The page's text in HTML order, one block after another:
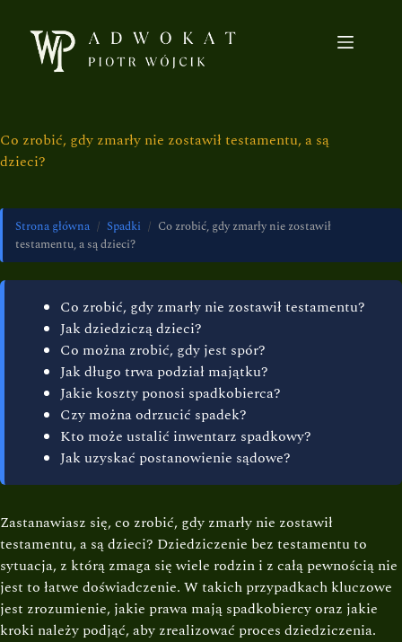
Co zrobić, gdy zmarły nie zostawił testamentu, a są
dzieci?
Strona główna / Spadki / Co zrobić, gdy zmarły nie zostawił
testamentu, a są dzieci?
Co zrobić, gdy zmarły nie zostawił testamentu?
Jak dziedziczą dzieci?
Co można zrobić, gdy jest spór?
Jak długo trwa podział majątku?
Jakie koszty ponosi spadkobierca?
Czy można odrzucić spadek?
Kto może ustalić inwentarz spadkowy?
Jak uzyskać postanowienie sądowe?
Zastanawiasz się, co zrobić, gdy zmarły nie zostawił
testamentu, a są dzieci? Dziedziczenie bez testamentu to
sytuacja, z którą zmaga się wiele rodzin i z całą pewnością nie
jest to łatwe doświadczenie. W takich przypadkach kluczowe
jest zrozumienie, jakie prawa mają spadkobiercy oraz jakie
kroki należy podjąć, aby zrealizować proces dziedziczenia.